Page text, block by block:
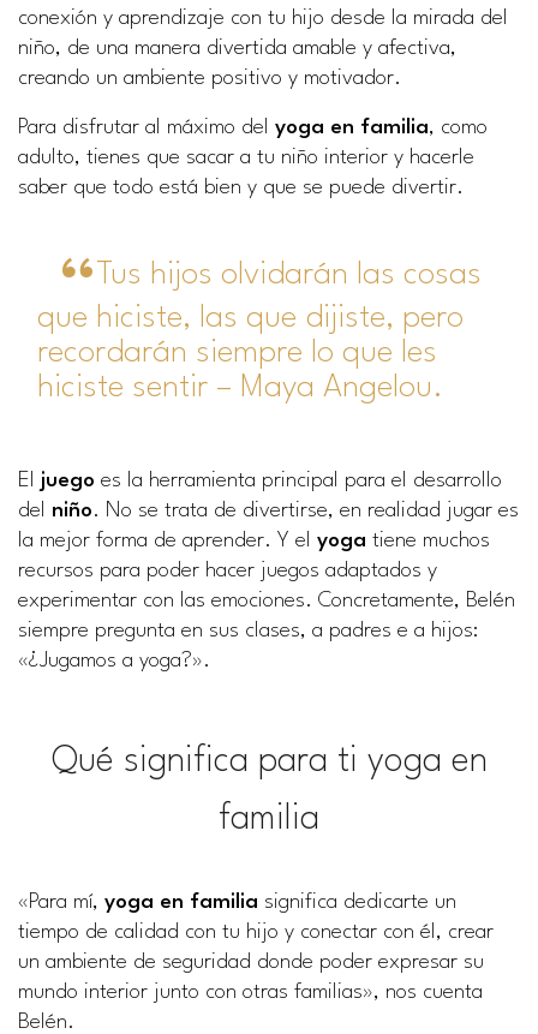
conexión y aprendizaje con tu hijo desde la mirada del
niño, de una manera divertida amable y afectiva,
creando un ambiente positivo y motivador.
Para disfrutar al máximo del yoga en familia, como
adulto, tienes que sacar a tu niño interior y hacerle
saber que todo está bien y que se puede divertir.
Tus hijos olvidarán las cosas
que hiciste, las que dijiste, pero
recordarán siempre lo que les
hiciste sentir – Maya Angelou.
El juego es la herramienta principal para el desarrollo
del niño. No se trata de divertirse, en realidad jugar es
la mejor forma de aprender. Y el yoga tiene muchos
recursos para poder hacer juegos adaptados y
experimentar con las emociones. Concretamente, Belén
siempre pregunta en sus clases, a padres e a hijos:
«¿Jugamos a yoga?».
Qué significa para ti yoga en
familia
«Para mí, yoga en familia significa dedicarte un
tiempo de calidad con tu hijo y conectar con él, crear
un ambiente de seguridad donde poder expresar su
mundo interior junto con otras familias», nos cuenta
Belén.